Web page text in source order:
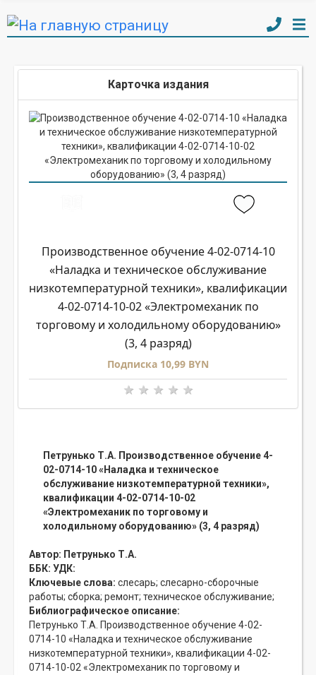
Карточка издания
Производственное обучение 4-02-0714-10
«Наладка и техническое обслуживание
низкотемпературной техники», квалификации
4-02-0714-10-02 «Электромеханик по
торговому и холодильному оборудованию»
(3, 4 разряд)
Подписка 10,99 BYN
Петрунько Т.А. Производственное обучение 4-
02-0714-10 «Наладка и техническое
обслуживание низкотемпературной техники»,
квалификации 4-02-0714-10-02
«Электромеханик по торговому и
холодильному оборудованию» (3, 4 разряд)
Автор: Петрунько Т.А.
ББК: УДК:
Ключевые слова: слесарь; слесарно-сборочные
работы; сборка; ремонт; техническое обслуживание;
Библиографическое описание:
Петрунько Т.А. Производственное обучение 4-02-
0714-10 «Наладка и техническое обслуживание
низкотемпературной техники», квалификации 4-02-
0714-10-02 «Электромеханик по торговому и